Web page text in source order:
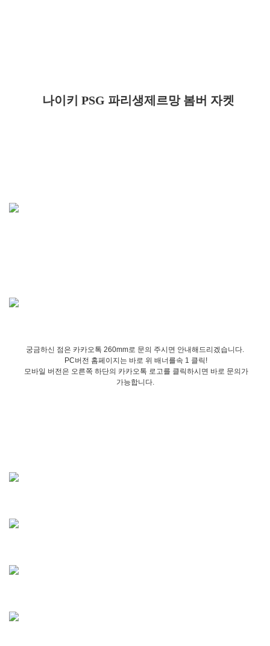
나이키 PSG 파리생제르망 봄버 자켓
궁금하신 점은 카카오톡 260mm로 문의 주시면 안내해드리겠습니다.
PC버전 홈페이지는 바로 위 배너를속 1 클릭!
모바일 버전은 오른쪽 하단의 카카오톡 로고를 클릭하시면 바로 문의가
가능합니다.